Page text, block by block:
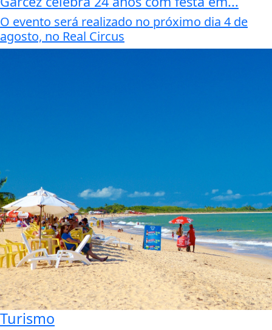
O evento será realizado no próximo dia 4 de
agosto, no Real Circus
Turismo